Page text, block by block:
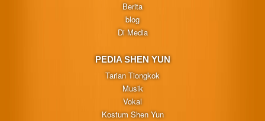
Berita
blog
Di Media
PEDIA SHEN YUN
Tarian Tiongkok
Musik
Vokal
Kostum Shen Yun